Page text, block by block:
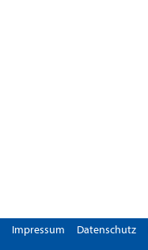
Impressum Datenschutz